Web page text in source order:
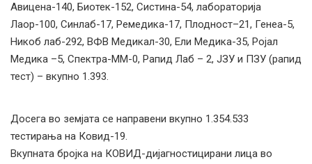
Авицена-140, Биотек-152, Систина-54, лабораторија
Лаор-100, Синлаб-17, Ремедика-17, Плодност–21, Генеа-5,
Никоб лаб-292, ВФВ Медикал-30, Ели Медика-35, Ројал
Медика –5, Спектра-ММ-0, Рапид Лаб – 2, ЈЗУ и ПЗУ (рапид
тест) – вкупно 1.393.
Досега во земјата се направени вкупно 1.354.533
тестирања на Ковид-19.
Вкупната бројка на КОВИД-дијагностицирани лица во